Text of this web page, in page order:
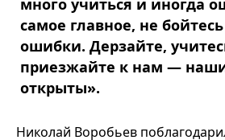
много учиться и иногда
самое главное, не
ошибки. Дерзайте,
приезжайте к нам —
открыты».
Николай Воробьев